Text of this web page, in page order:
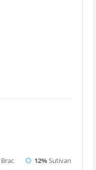
Brac 12%Sutivan